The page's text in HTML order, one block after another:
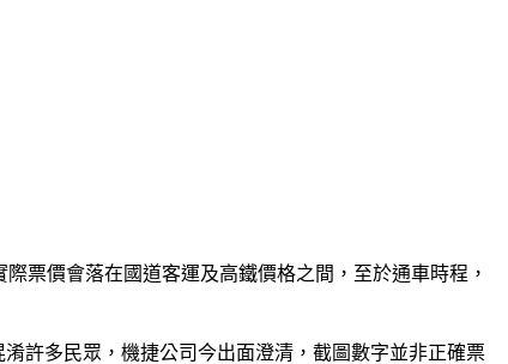
票價會落在國道客運及高鐵價格之間，至於通車時程，
許多民眾，機捷公司今出面澄清，截圖數字並非正確票